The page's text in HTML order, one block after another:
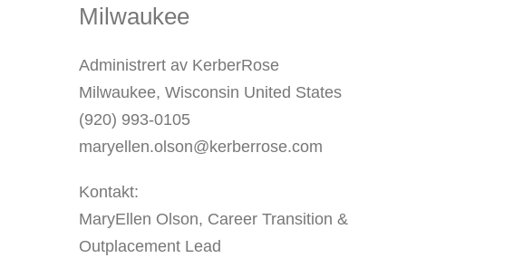
Milwaukee
Administrert av KerberRose
Milwaukee, Wisconsin United States
(920) 993-0105
maryellen.olson@kerberrose.com
Kontakt:
MaryEllen Olson, Career Transition &
Outplacement Lead